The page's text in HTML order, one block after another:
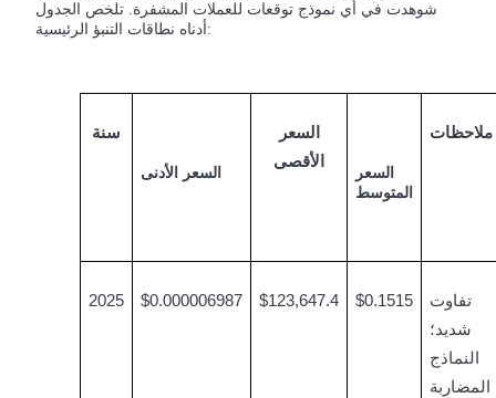
شركاء Bitrue
الإحالة
شوهدت في أي نموذج توقعات للعملات المشفرة. تلخص الجدول
أدناه نطاقات التنبؤ الرئيسية:
سنة
السعر الأدنى
السعر
الأقصى
السعر
المتوسط
ملاحظات
2025 $0.000006987 $123,647.4 $0.1515
تفاوت
شديد؛
النماذج
المضاربة